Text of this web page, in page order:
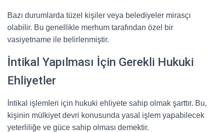
Bazı durumlarda tüzel kişiler veya belediyeler mirasçı
olabilir. Bu genellikle merhum tarafından özel bir
vasiyetname ile belirlenmiştir.
İntikal Yapılması İçin Gerekli Hukuki
Ehliyetler
İntikal işlemleri için hukuki ehliyete sahip olmak şarttır. Bu,
kişinin mülkiyet devri konusunda yasal işlem yapabilecek
yeterliliğe ve güce sahip olması demektir.